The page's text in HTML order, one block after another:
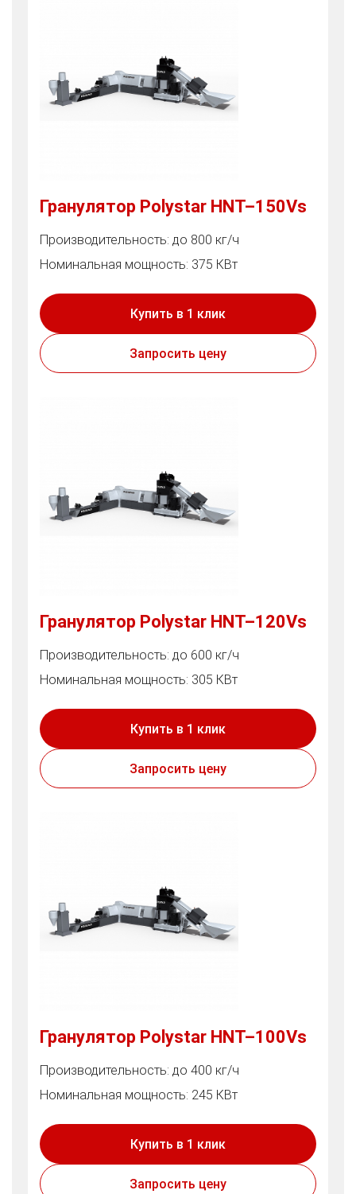
Гранулятор Polystar HNT–150Vs
Производительность: до 800 кг/ч
Номинальная мощность: 375 КВт
Купить в 1 клик
Запросить цену
Гранулятор Polystar HNT–120Vs
Производительность: до 600 кг/ч
Номинальная мощность: 305 КВт
Купить в 1 клик
Запросить цену
Гранулятор Polystar HNT–100Vs
Производительность: до 400 кг/ч
Номинальная мощность: 245 КВт
Купить в 1 клик
Запросить цену